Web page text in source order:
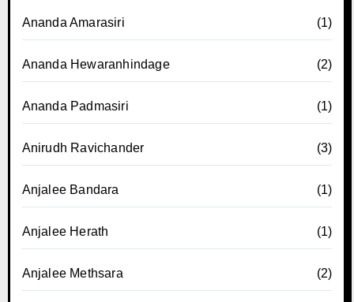
Ananda Amarasiri (1)
Ananda Hewaranhindage (2)
Ananda Padmasiri (1)
Anirudh Ravichander (3)
Anjalee Bandara (1)
Anjalee Herath (1)
Anjalee Methsara (2)